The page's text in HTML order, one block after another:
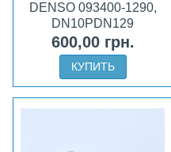
DENSO 093400-1290,
DN10PDN129
600,00 грн.
КУПИТЬ